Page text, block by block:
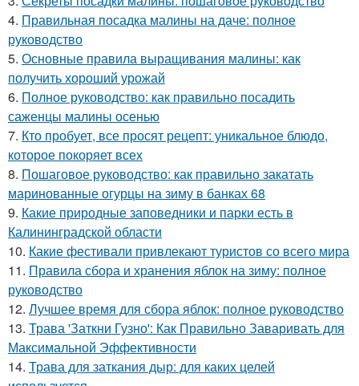
4. Правильная посадка малины на даче: полное
руководство
5. Основные правила выращивания малины: как
получить хороший урожай
6. Полное руководство: как правильно посадить
саженцы малины осенью
7. Кто пробует, все просят рецепт: уникальное блюдо,
которое покоряет всех
8. Пошаговое руководство: как правильно закатать
маринованные огурцы на зиму в банках 68
9. Какие природные заповедники и парки есть в
Калининградской области
10. Какие фестивали привлекают туристов со всего мира
11. Правила сбора и хранения яблок на зиму: полное
руководство
12. Лучшее время для сбора яблок: полное руководство
13. Трава 'Заткни Гузно': Как Правильно Заваривать для
Максимальной Эффективности
14. Трава для заткания дыр: для каких целей